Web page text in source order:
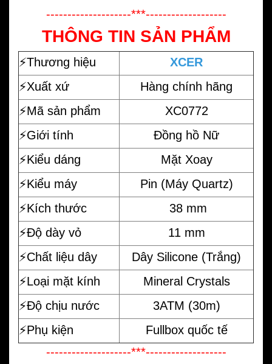
--------------------***-------------------
THÔNG TIN SẢN PHẨM
⚡️Thương hiệu
XCER
⚡️Xuất xứ
Hàng chính hãng
⚡️Mã sản phẩm
XC0772
⚡️Giới tính
Đồng hồ Nữ
⚡️Kiểu dáng
Mặt Xoay
⚡️Kiểu máy
Pin (Máy Quartz)
⚡️Kích thước
38 mm
⚡️Độ dày vỏ
11 mm
⚡️Chất liệu dây
Dây Silicone (Trắng)
⚡️Loại mặt kính
Mineral Crystals
⚡️Độ chịu nước
3ATM (30m)
⚡️Phụ kiện
Fullbox quốc tế
--------------------***-------------------